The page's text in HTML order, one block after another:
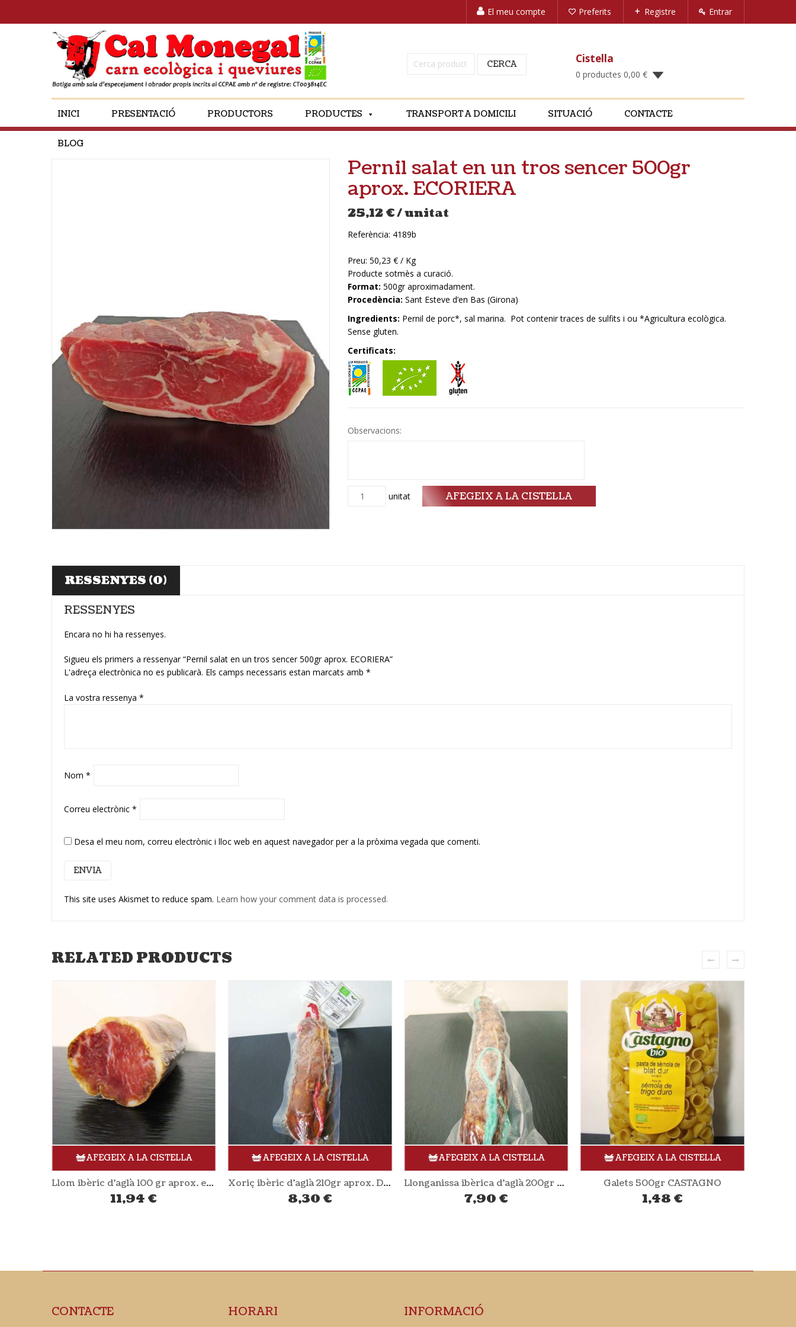
El meu compte Preferits Registre Entrar
Cerca: CERCA Cistella
0 productes 0,00 €
INICI PRESENTACIÓ PRODUCTORS PRODUCTES TRANSPORT A DOMICILI SITUACIÓ CONTACTE
BLOG
Pernil salat en un tros sencer 500gr
aprox. ECORIERA
25,12€/ unitat
Referència: 4189b
Preu: 50,23 € / Kg
Producte sotmès a curació.
Format: 500gr aproximadament.
Procedència: Sant Esteve d’en Bas (Girona)
Ingredients: Pernil de porc*, sal marina. Pot contenir traces de sulfits i ou *Agricultura ecològica.
Sense gluten.
Certificats:
Observacions:
Quantitat unitat AFEGEIX A LA CISTELLA
RESSENYES (0)
RESSENYES
Encara no hi ha ressenyes.
Sigueu els primers a ressenyar “Pernil salat en un tros sencer 500gr aprox. ECORIERA”
L'adreça electrònica no es publicarà. Els camps necessaris estan marcats amb *
La vostra ressenya *
Nom *
Correu electrònic *
Desa el meu nom, correu electrònic i lloc web en aquest navegador per a la pròxima vegada que comenti.
This site uses Akismet to reduce spam. Learn how your comment data is processed.
RELATED PRODUCTS
AFEGEIX A LA CISTELLA
Llom ibèric d’aglà 100 gr aprox. en un tros DEHESA MALADÚA
11,94 €
AFEGEIX A LA CISTELLA
Xoriç ibèric d’aglà 210gr aprox. DEHESA MALADÚA
8,30 €
AFEGEIX A LA CISTELLA
Llonganissa ibèrica d’aglà 200gr aprox. DEHESA MALADÚA
7,90 €
AFEGEIX A LA CISTELLA
Galets 500gr CASTAGNO
1,48 €
CONTACTE HORARI INFORMACIÓ